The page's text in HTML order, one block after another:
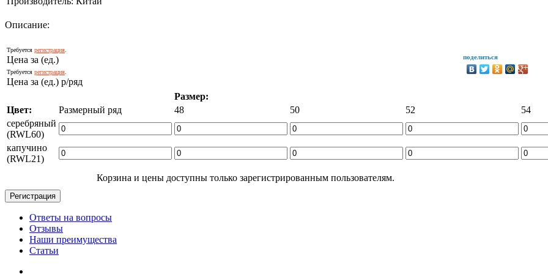
Описание:
Требуется регистрация
Цена за (ед.)
Требуется регистрация
Цена за (ед.) р/ряд
поделиться
Размер:
Цвет:
Размерный ряд 48 50 52 54
серебряный
(RWL60)
капучино
(RWL21)
Корзина и цены доступны только зарегистрированным пользователям.
Ответы на вопросы
Отзывы
Наши преимущества
Статьи